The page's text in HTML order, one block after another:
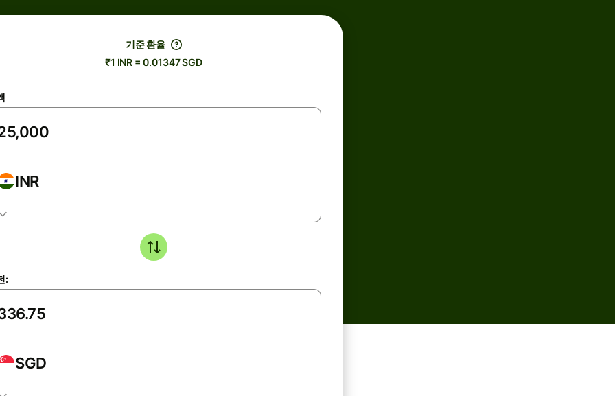
기준 환율
₹1 INR = 0.01347 SGD
INR
:
SGD